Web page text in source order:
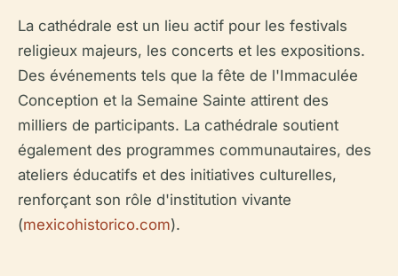
La cathédrale est un lieu actif pour les festivals
religieux majeurs, les concerts et les expositions.
Des événements tels que la fête de l'Immaculée
Conception et la Semaine Sainte attirent des
milliers de participants. La cathédrale soutient
également des programmes communautaires, des
ateliers éducatifs et des initiatives culturelles,
renforçant son rôle d'institution vivante
(mexicohistorico.com).